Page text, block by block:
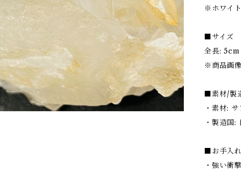
※ホワイ
■サイズ
全長: 5cm
※商品画像
■素材/製
・素材:
・製造国:
■お手入
・強い衝